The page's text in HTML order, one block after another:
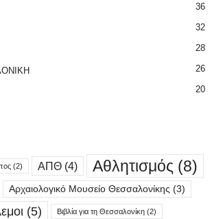
36
32
28
26
20
(2) ΑΠΘ (4) Αθλητισμός (8)
Αρχαιολογικό Μουσείο Θεσσαλονίκης (3)
(5) Βιβλία για τη Θεσσαλονίκη (2)